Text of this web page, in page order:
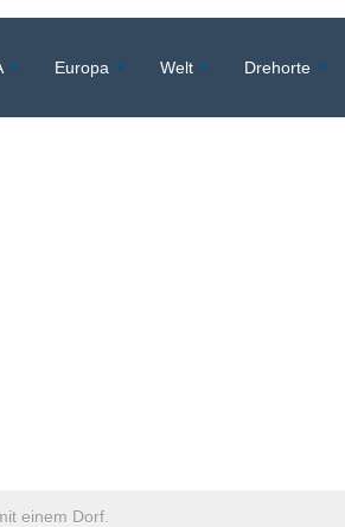
Europa Welt Drehorte
einem Dorf.